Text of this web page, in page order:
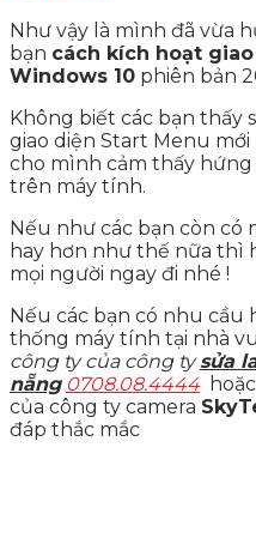
Như vậy là mình đã vừa
bạn cách kích hoạt
Windows 10 phiên bản
Không biết các bạn thấy
giao diện Start Menu
cho mình cảm thấy
trên máy tính.
Nếu như các bạn còn có
hay hơn như thế nữa thì
mọi người ngay đi nhé !
Nếu các bạn có nhu cầu
thống máy tính tại nhà
công ty của công tysửa
nẵng 0708.08.4444
của công ty camera
đáp thắc mắc